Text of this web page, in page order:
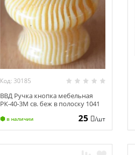
Код: 30185
ВВД Ручка кнопка мебельная
РК-40-3М св. беж в полоску 1041
в наличии 25 /шт